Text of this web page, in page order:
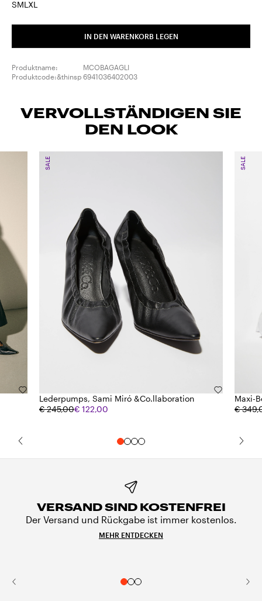
SGröße:
MGröße:
LGröße:
XLGröße:
IN DEN WARENKORB LEGEN
Produktname:
MCOBAGAGLI
Produktcode:&thinsp 6941036402003
VERVOLLSTÄNDIGEN SIE
DEN LOOK
Lederpumps, Sami Miró &Co.llaboration
€ 245,00€ 122,00
SALE
Maxi-
€
SALE
VERSAND SIND KOSTENFREI
Der Versand und Rückgabe ist immer kostenlos.
MEHR ENTDECKEN